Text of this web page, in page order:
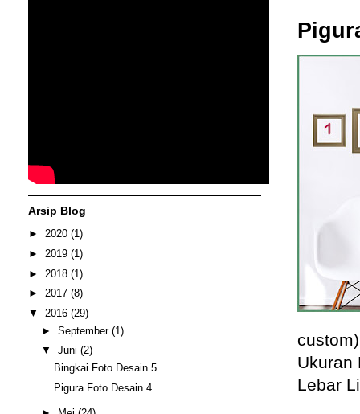
custom)
Ukuran
Lebar
Arsip Blog
► 2020 (1)
► 2019 (1)
► 2018 (1)
► 2017 (8)
▼ 2016 (29)
► September (1)
▼ Juni (2)
Bingkai Foto Desain 5
Pigura Foto Desain 4